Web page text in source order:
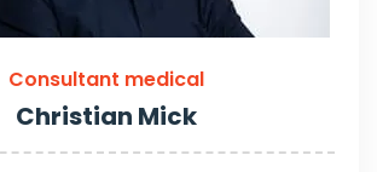
Consultant medical
Christian Mick